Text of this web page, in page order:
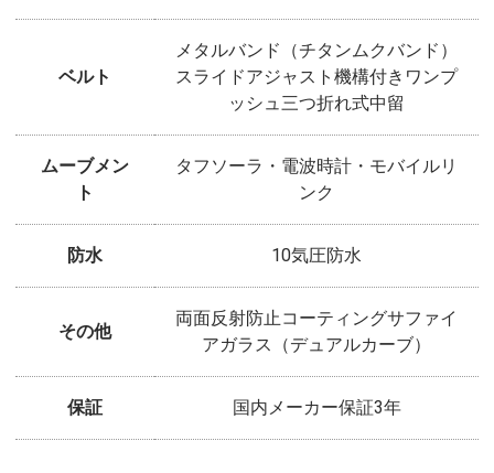
ベルト
メタルバンド（チタンムクバンド）
スライドアジャスト機構付きワンプ
ッシュ三つ折れ式中留
ムーブメン
ト
タフソーラ・電波時計・モバイルリ
ンク
防水 10気圧防水
その他
両面反射防止コーティングサファイ
アガラス（デュアルカーブ）
保証 国内メーカー保証3年